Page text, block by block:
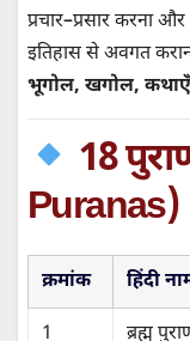
o
r
p
a
प्रचार–प्रसार करना
इतिहास से अवगत
भूगोल, खगोल, कथाएँ
18
Puranas)
क्रमांक हिंदी
1 ब्रह्म